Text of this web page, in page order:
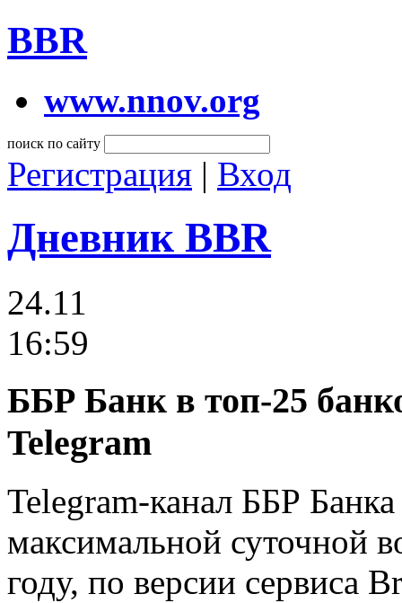
BBR
www.nnov.org
поиск по сайту
Регистрация | Вход
Дневник BBR
24.11
16:59
ББР Банк в топ-25
Telegram
Telegram-канал ББР
максимальной суточной
году, по версии сервиса